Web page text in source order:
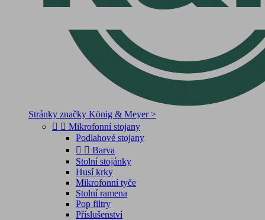
Stránky značky König & Meyer >
  Mikrofonní stojany
Podlahové stojany
  Barva
Stolní stojánky
Husí krky
Mikrofonní tyče
Stolní ramena
Pop filtry
Příslušenství